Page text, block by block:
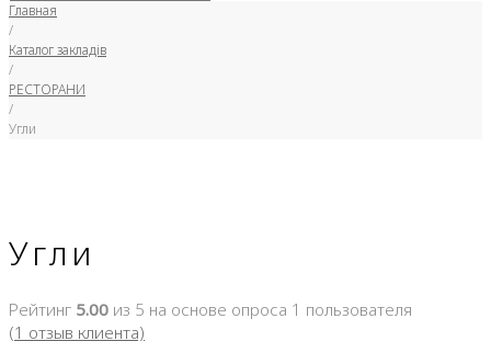
Главная
/
Каталог закладів
/
РЕСТОРАНИ
/
Угли
Угли
Рейтинг 5.00 из 5 на основе опроса 1 пользователя
(1 отзыв клиента)